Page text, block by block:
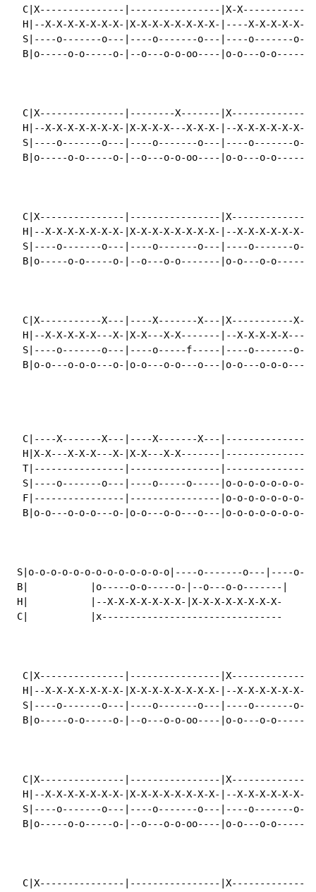
C|X---------------|----------------|X-
H|--X-X-X-X-X-X-X-|X-X-X-X-X-X-X-X-|----X-X-X-X-X-
S|----o-------o---|----o-------o---|----o-------
B|o-----o-o-----o-|--o---o-o-oo----|o-o---o-o-----
C|X---------------|--------X-------
H|--X-X-X-X-X-X-X-|X-X-X-X---X-X-X-|--X-X-X-X-X-X-
S|----o-------o---|----o-------o---|----o-------
B|o-----o-o-----o-|--o---o-o-oo----|o-o---o-o-----
C|X---------------|----------------
H|--X-X-X-X-X-X-X-|X-X-X-X-X-X-X-X-|--X-X-X-X-X-X-
S|----o-------o---|----o-------o---|----o-------
B|o-----o-o-----o-|--o---o-o-------|o-o---o-o-----
C|X-----------X---|----X-------X---|X-----------
H|--X-X-X-X-X---X-|X-X---X-X-------|--X-X-X-X-X---
S|----o-------o---|----o-----f-----|----o-------
B|o-o---o-o-o---o-|o-o---o-o---o---|o-o---o-o-o---
C|----X-------X---|----X-------X---
H|X-X---X-X-X---X-|X-X---X-X-------
T|----------------|----------------
S|----o-------o---|----o-----o-----|o-o-o-o-o-o-o-
F|----------------|----------------|o-o-o-o-o-o-o-
B|o-o---o-o-o---o-|o-o---o-o---o---|o-o-o-o-o-o-o-
S|o-o-o-o-o-o-o-o-o-o-o-o-o|----o-------o---|----
B|           |o-----o-o-----o-|--o---o-o-------|
H|           |--X-X-X-X-X-X-X-|X-X-X-X-X-X-X-X-
C|           |x--------------------------------
C|X---------------|----------------
H|--X-X-X-X-X-X-X-|X-X-X-X-X-X-X-X-|--X-X-X-X-X-X-
S|----o-------o---|----o-------o---|----o-------
B|o-----o-o-----o-|--o---o-o-oo----|o-o---o-o-----
C|X---------------|----------------
H|--X-X-X-X-X-X-X-|X-X-X-X-X-X-X-X-|--X-X-X-X-X-X-
S|----o-------o---|----o-------o---|----o-------
B|o-----o-o-----o-|--o---o-o-oo----|o-o---o-o-----
C|X---------------|----------------